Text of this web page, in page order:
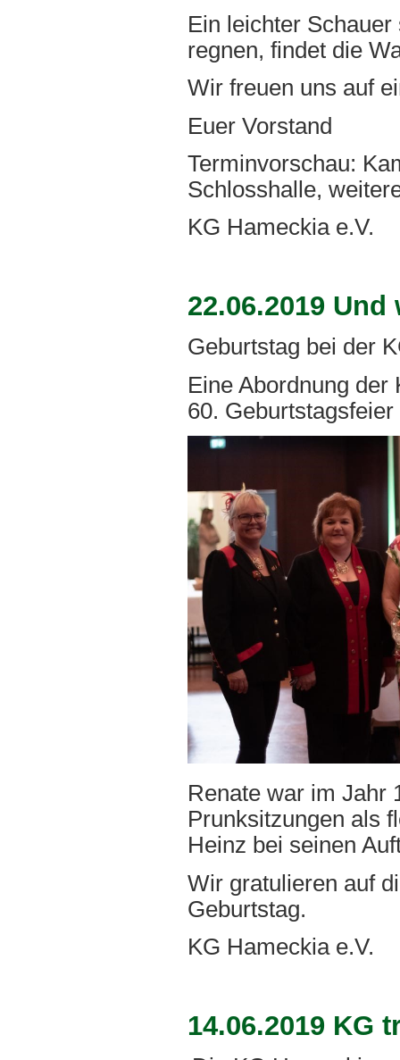
Ein leichter
regnen, findet die
Wir freuen uns auf
Euer Vorstand
Terminvorschau:
Schlosshalle,
KG Hameckia e.V.
22.06.2019
Geburtstag bei der
Eine Abordnung
60.
Renate war im Jahr
Prunksitzungen als
Heinz bei seinen
Wir gratulieren auf
Geburtstag.
KG Hameckia e.V.
14.06.2019 KG